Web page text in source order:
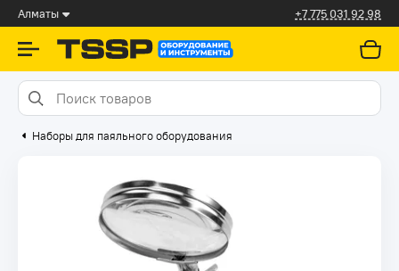
Алматы +7 775 031 92 98
Наборы для паяльного оборудования